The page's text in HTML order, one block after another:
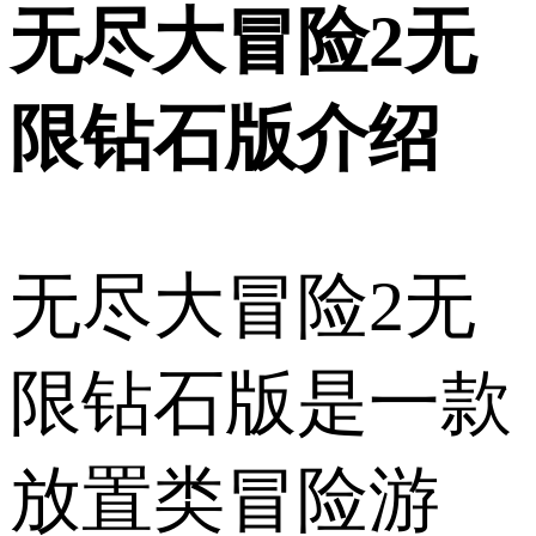
无尽大冒险2无
限钻石版介绍
无尽大冒险2无
限钻石版是一款
放置类冒险游